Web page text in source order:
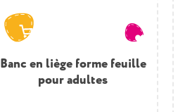
Banc en liège forme feuille
pour adultes